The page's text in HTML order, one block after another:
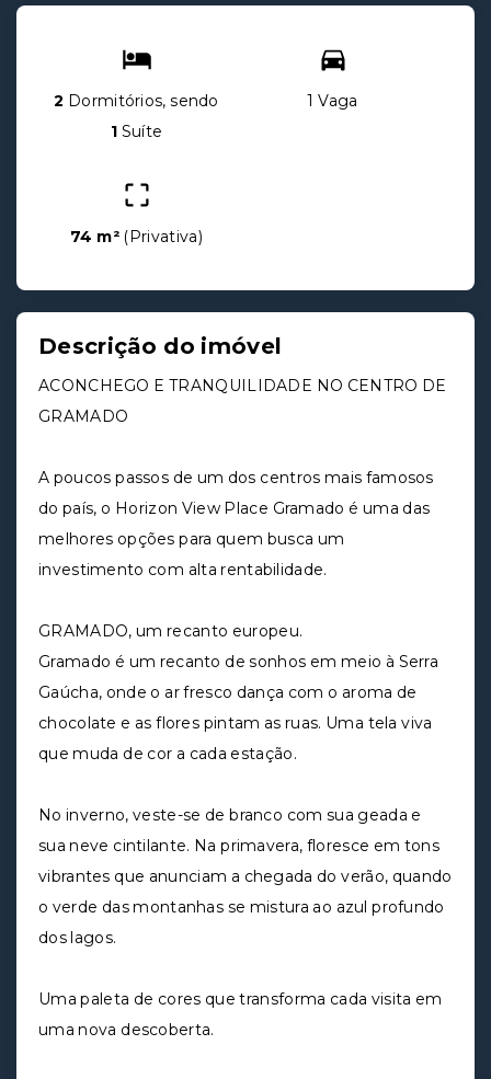
2 Dormitórios, sendo
1 Suíte
1 Vaga
74 m² (Privativa)
Descrição do imóvel
ACONCHEGO E TRANQUILIDADE NO CENTRO DE
GRAMADO
A poucos passos de um dos centros mais famosos
do país, o Horizon View Place Gramado é uma das
melhores opções para quem busca um
investimento com alta rentabilidade.
GRAMADO, um recanto europeu.
Gramado é um recanto de sonhos em meio à Serra
Gaúcha, onde o ar fresco dança com o aroma de
chocolate e as flores pintam as ruas. Uma tela viva
que muda de cor a cada estação.
No inverno, veste-se de branco com sua geada e
sua neve cintilante. Na primavera, floresce em tons
vibrantes que anunciam a chegada do verão, quando
o verde das montanhas se mistura ao azul profundo
dos lagos.
Uma paleta de cores que transforma cada visita em
uma nova descoberta.